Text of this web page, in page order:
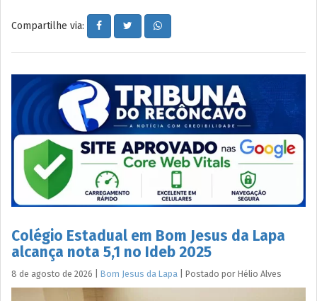
Compartilhe via:
Colégio Estadual em Bom Jesus da Lapa
alcança nota 5,1 no Ideb 2025
8 de agosto de 2026 Bom Jesus da Lapa Postado por Hélio Alves